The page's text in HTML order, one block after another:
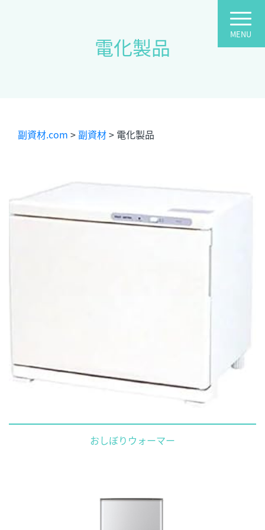
電化製品
副資材.com > 副資材> 電化製品
おしぼりウォーマー